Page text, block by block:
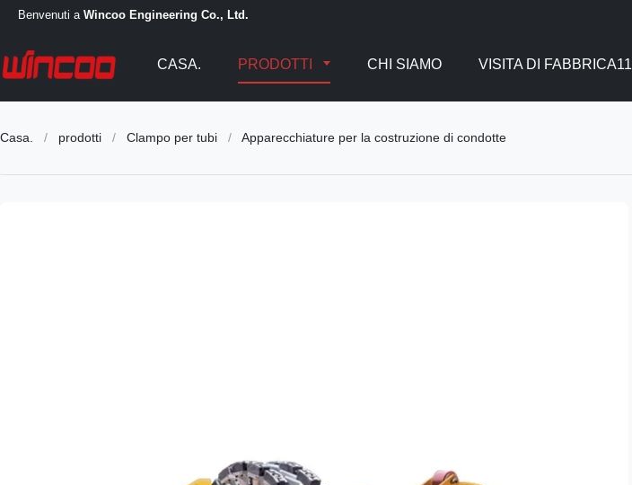
Benvenuti a Wincoo Engineering Co., Ltd.
CASA. PRODOTTI CHI SIAMO VISITA DI FABBRICA11
Casa. / prodotti / Clampo per tubi / Apparecchiature per la costruzione di condotte